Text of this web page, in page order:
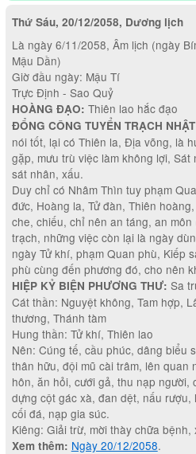
Thứ Sáu, 20/12/2058, Dương lịch
Là ngày 6/11/2058, Âm lịch (ngày
Mậu Dần)
Giờ đầu ngày: Mậu Tí
Trực Định - Sao Quỷ
HOÀNG ĐẠO: Thiên lao hắc đạo
ĐỔNG CÔNG TUYỂN TRẠCH
nói tốt, lại có Thiên la, Địa võng, là
gặp, mưu trù việc làm không lợi,
sát nhân, xấu.
Duy chỉ có Nhâm Thìn tuy phạm
đức, Hoàng la, Tử đàn, Thiên
che, chiếu, chỉ nên an táng, an
trạch, những việc còn lại là ngày
ngày Tử khí, phạm Quan phù, Kiếp
phù cùng đến phương đó, cho nên
HIỆP KỶ BIỆN PHƯƠNG THƯ: Sa
Cát thần: Nguyệt không, Tam hợp,
thương, Thánh tàm
Hung thần: Tử khí, Thiên lao
Nên: Cúng tế, cầu phúc, dâng biểu
thân hữu, đội mũ cài trâm, lên quan
hôn, ăn hỏi, cưới gả, thu nạp người,
dựng cột gác xà, đan dệt, nấu
cối đá, nạp gia súc.
Kiêng: Giải trừ, mời thày chữa
Xem thêm: Ngày 20/12/2058.